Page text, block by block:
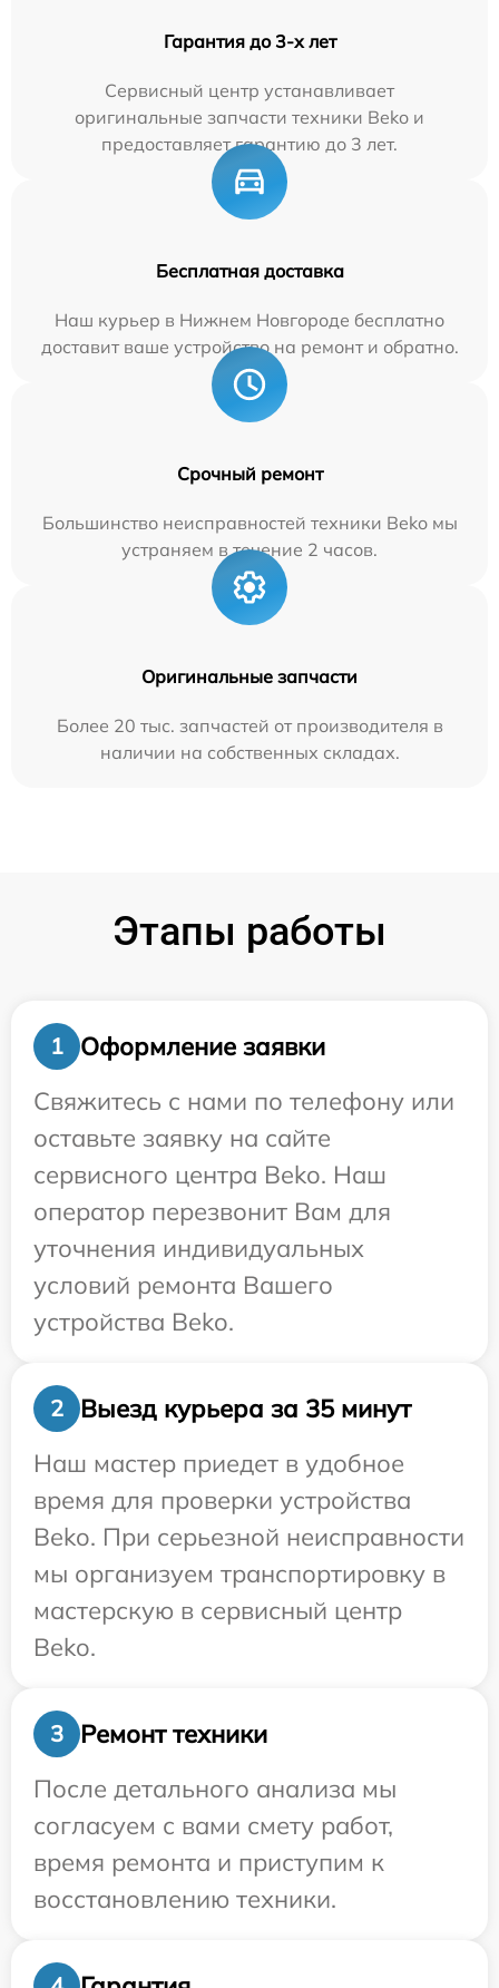
Гарантия до 3-х лет
Сервисный центр устанавливает
оригинальные запчасти техники Beko и
предоставляет гарантию до 3 лет.
Бесплатная доставка
Наш курьер в Нижнем Новгороде бесплатно
доставит ваше устройство на ремонт и обратно.
Срочный ремонт
Большинство неисправностей техники Beko мы
устраняем в течение 2 часов.
Оригинальные запчасти
Более 20 тыс. запчастей от производителя в
наличии на собственных складах.
Этапы работы
1
Оформление заявки
Свяжитесь с нами по телефону или
оставьте заявку на сайте
сервисного центра Beko. Наш
оператор перезвонит Вам для
уточнения индивидуальных
условий ремонта Вашего
устройства Beko.
2
Выезд курьера за 35 минут
Наш мастер приедет в удобное
время для проверки устройства
Beko. При серьезной неисправности
мы организуем транспортировку в
мастерскую в сервисный центр
Beko.
3
Ремонт техники
После детального анализа мы
согласуем с вами смету работ,
время ремонта и приступим к
восстановлению техники.